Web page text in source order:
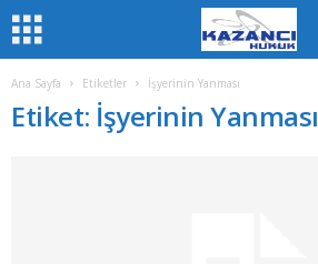
Ana Sayfa Etiketler İşyerinin Yanması
Etiket: İşyerinin Yanması